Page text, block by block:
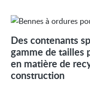
Des contenants
gamme de tailles
en matière de
construction